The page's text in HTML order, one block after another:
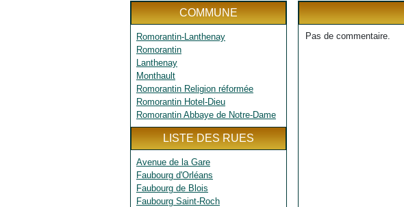
COMMUNE
Romorantin-Lanthenay
Romorantin
Lanthenay
Monthault
Romorantin Religion réformée
Romorantin Hotel-Dieu
Romorantin Abbaye de Notre-Dame
LISTE DES RUES
Avenue de la Gare
Faubourg d'Orléans
Faubourg de Blois
Faubourg Saint-Roch
Pas de commentaire.